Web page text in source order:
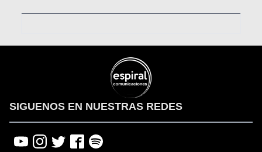
SIGUENOS EN NUESTRAS REDES